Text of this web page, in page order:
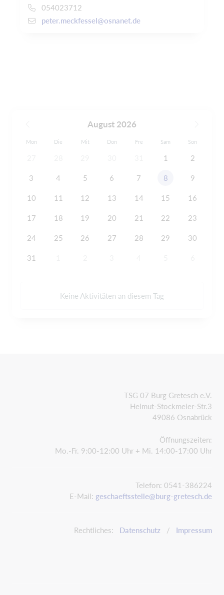
054023712
peter.meckfessel@osnanet.de
August 2026
Mon Die Mit Don Fre Sam Son
1 2
3 4 5 6 7 8 9
10 11 12 13 14 15 16
17 18 19 20 21 22 23
24 25 26 27 28 29 30
31
Keine Aktivitäten an diesem Tag
TSG 07 Burg Gretesch e.V.
Helmut-Stockmeier-Str.3
49086 Osnabrück
Öffnungszeiten:
Mo.-Fr. 9:00-12:00 Uhr + Mi. 14:00-17:00 Uhr
Telefon: 0541-386224
E-Mail: geschaeftsstelle@burg-gretesch.de
Rechtliches: Datenschutz / Impressum